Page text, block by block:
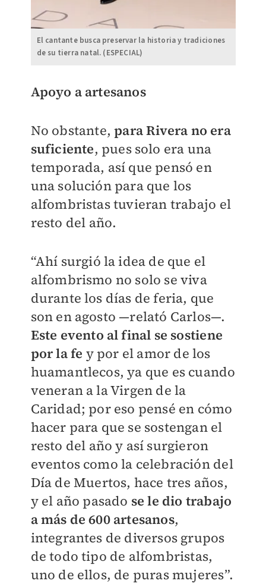
El cantante busca preservar la historia y tradiciones
de su tierra natal. (ESPECIAL)
Apoyo a artesanos
No obstante,para Rivera no era
suficiente, pues solo era una
temporada, así que pensó en
una solución para que los
alfombristas tuvieran trabajo el
resto del año.
“Ahí surgió la idea de que el
alfombrismo no solo se viva
durante los días de feria, que
son en agosto —relató Carlos—.
Este evento al final se sostiene
por la fe y por el amor de los
huamantlecos, ya que es cuando
veneran a la Virgen de la
Caridad; por eso pensé en cómo
hacer para que se sostengan el
resto del año y así surgieron
eventos como la celebración del
Día de Muertos, hace tres años,
y el año pasado se le dio trabajo
a más de 600 artesanos,
integrantes de diversos grupos
de todo tipo de alfombristas,
uno de ellos, de puras mujeres”.